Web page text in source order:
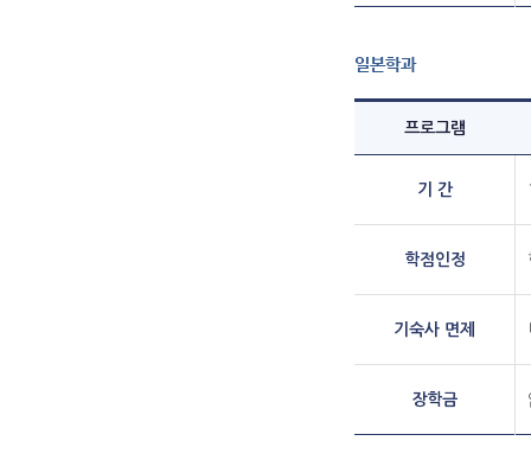
일본학과
프로그램
기 간
학점인정
기숙사 면제
장학금